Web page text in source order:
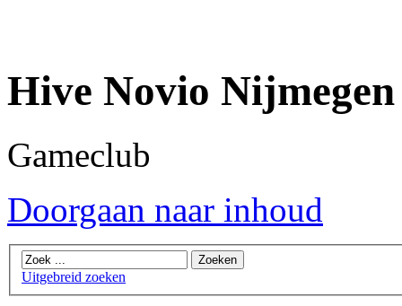
Hive Novio Nijmegen
Gameclub
Doorgaan naar inhoud
Uitgebreid zoeken